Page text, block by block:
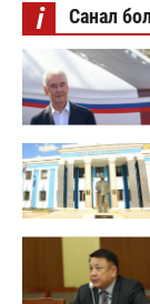
i Санал